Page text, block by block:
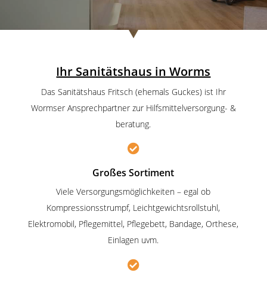
Ihr Sanitätshaus in Worms
Das Sanitätshaus Fritsch (ehemals Guckes) ist Ihr
Wormser Ansprechpartner zur Hilfsmittelversorgung- &
beratung.

Großes Sortiment
Viele Versorgungsmöglichkeiten – egal ob
Kompressionsstrumpf, Leichtgewichtsrollstuhl,
Elektromobil, Pflegemittel, Pflegebett, Bandage, Orthese,
Einlagen uvm.
